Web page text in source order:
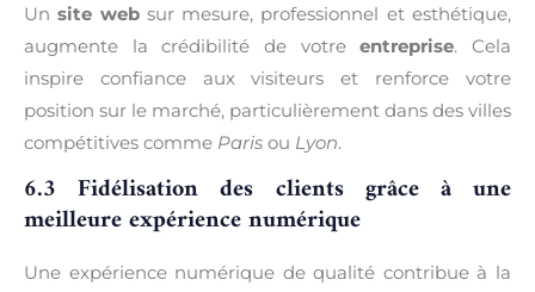
Unsite websur mesure, professionnel et esthétique,
augmente la crédibilité de votreentreprise. Cela
inspire confiance aux visiteurs et renforce votre
position sur le marché, particulièrement dans des villes
compétitives comme Paris ou Lyon.
6.3 Fidélisation des clients grâce à une
meilleure expérience numérique
Une expérience numérique de qualité contribue à la